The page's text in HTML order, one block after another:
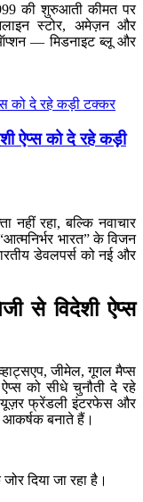
की शुरुआती कीमत पर
स्टोर, अमेज़न और
— मिडनाइट ब्लू और
ऐप्स को दे रहे कड़ी
नहीं रहा, बल्कि नवाचार
भारत” के विजन
डेवलपर्स को नई और
से विदेशी ऐप्स
जीमेल, गूगल मैप्स
को सीधे चुनौती दे रहे
यूज़र फ्रेंडली इंटरफेस और
बनाते हैं।
दिया जा रहा है।